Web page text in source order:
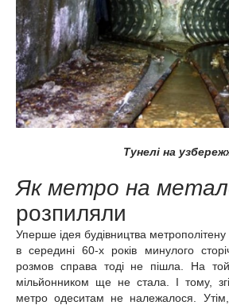
Тунелі на
Як метро на
розпиляли
Уперше ідея будівництва
в середині 60-х років минулого
розмов справа тоді не пішла. На
мільйонником ще не стала. І тому,
метро одеситам не належалося.